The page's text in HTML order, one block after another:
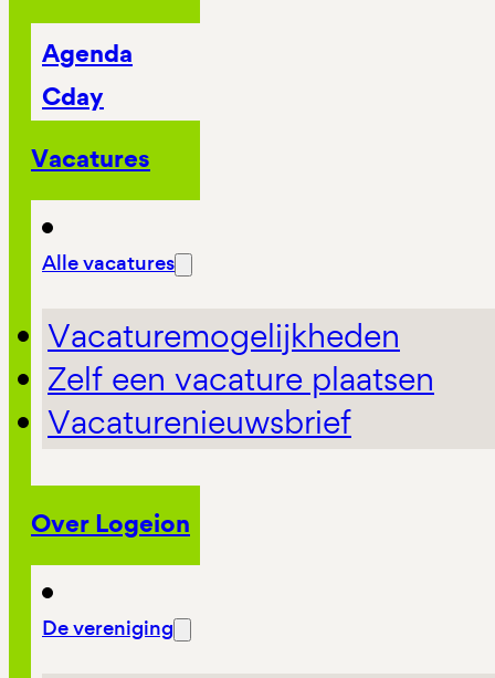
Agenda
Cday
Vacatures
Alle vacatures
Vacaturemogelijkheden
Zelf een vacature plaatsen
Vacaturenieuwsbrief
Over Logeion
De vereniging